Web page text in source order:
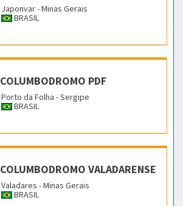
Japonvar - Minas Gerais
BRASIL
COLUMBODROMO PDF
Porto da Folha - Sergipe
BRASIL
COLUMBODROMO VALADARENSE
Valadares - Minas Gerais
BRASIL